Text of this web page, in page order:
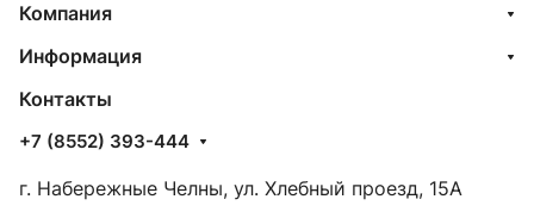
Компания
Информация
Контакты
+7 (8552) 393-444
г. Набережные Челны, ул. Хлебный проезд, 15А